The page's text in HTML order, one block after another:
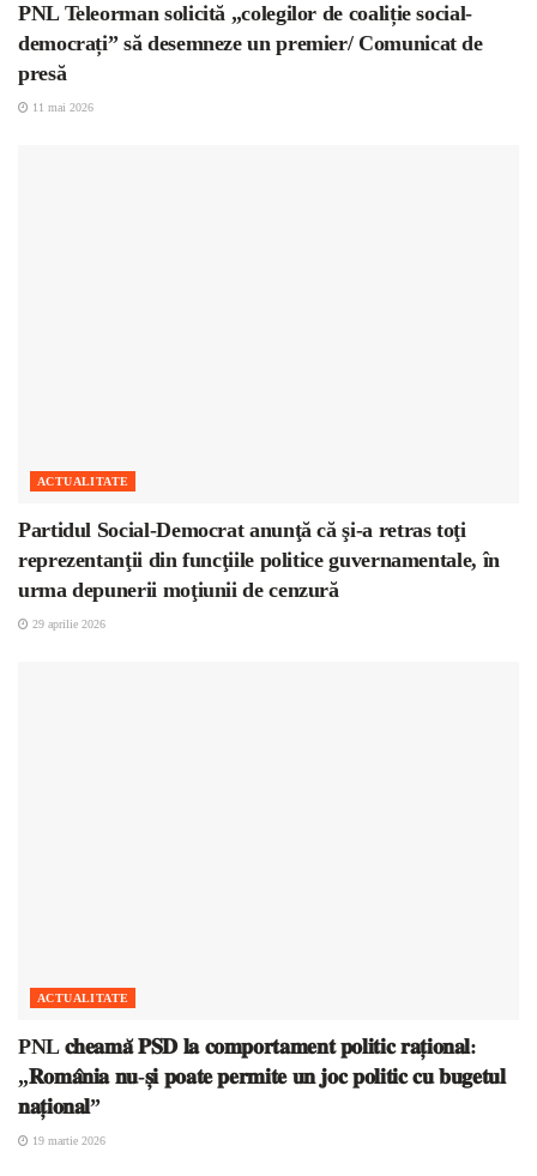
PNL Teleorman solicită „colegilor de coaliție social-
democrați” să desemneze un premier/ Comunicat de
presă
11 mai 2026
ACTUALITATE
Partidul Social-Democrat anunţă că şi-a retras toţi
reprezentanţii din funcţiile politice guvernamentale, în
urma depunerii moţiunii de cenzură
29 aprilie 2026
ACTUALITATE
PNL 𝐜𝐡𝐞𝐚𝐦𝐚̆ 𝐏𝐒𝐃 𝐥𝐚 𝐜𝐨𝐦𝐩𝐨𝐫𝐭𝐚𝐦𝐞𝐧𝐭 𝐩𝐨𝐥𝐢𝐭𝐢𝐜 𝐫𝐚𝐭̦𝐢𝐨𝐧𝐚𝐥:
„𝐑𝐨𝐦𝐚̂𝐧𝐢𝐚 𝐧𝐮-𝐬̦𝐢 𝐩𝐨𝐚𝐭𝐞 𝐩𝐞𝐫𝐦𝐢𝐭𝐞 𝐮𝐧 𝐣𝐨𝐜 𝐩𝐨𝐥𝐢𝐭𝐢𝐜 𝐜𝐮 𝐛𝐮𝐠𝐞𝐭𝐮𝐥
𝐧𝐚𝐭̦𝐢𝐨𝐧𝐚𝐥”
19 martie 2026